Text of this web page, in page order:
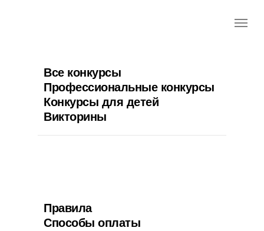
Все конкурсы
Профессиональные конкурсы
Конкурсы для детей
Викторины
Правила
Способы оплаты